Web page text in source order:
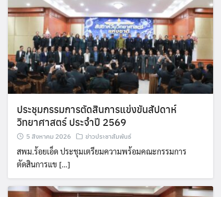
ประชุมกรรมการตัดสินการแข่งขันสัปดาห์
วิทยาศาสตร์ ประจำปี 2569
5 สิงหาคม 2026 ข่าวประชาสัมพันธ์
สพม.ร้อยเอ็ด ประชุมเตรียมความพร้อมคณะกรรมการ
ตัดสินการแข […]